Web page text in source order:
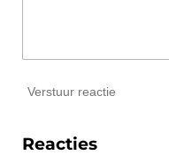
Verstuur reactie
Reacties